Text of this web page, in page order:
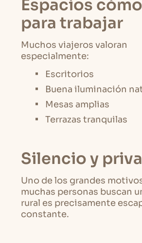
Espacios
para trabajar
Muchos viajeros valoran
especialmente:
Escritorios
Buena iluminación
Mesas amplias
Terrazas tranquilas
Silencio y
Uno de los grandes
muchas personas buscan
rural es precisamente
constante.